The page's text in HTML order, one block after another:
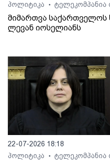
პოლიტიკა
• ტელეკომპანია
მიმართვა
ლევან იოსელიანს
22-07-2026 18:18
პოლიტიკა
• ტელეკომპანია